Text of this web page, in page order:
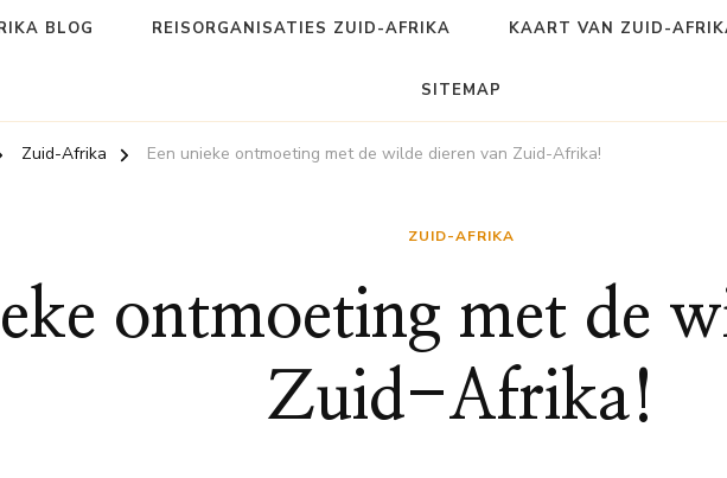
BLOG REISORGANISATIES ZUID-AFRIKA KAART VAN ZUID-
SITEMAP
Zuid-Afrika Een unieke ontmoeting met de wilde dieren van Zuid-Afrika!
ZUID-AFRIKA
ontmoeting met de
Zuid-Afrika!